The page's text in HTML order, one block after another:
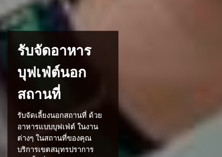
รับจัดอาหาร
บุฟเฟ่ต์นอก
สถานที่
รับจัดเลี้ยงนอกสถานที่ ด้วย
อาหารแบบบุฟเฟ่ต์ ในงาน
ต่างๆ ในสถานที่ของคุณ
บริการเขตสมุทรปราการ